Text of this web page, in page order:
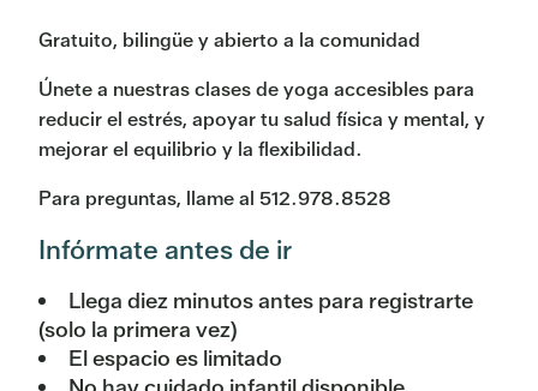
Gratuito, bilingüe y abierto a la comunidad
Únete a nuestras clases de yoga accesibles para
reducir el estrés, apoyar tu salud física y mental, y
mejorar el equilibrio y la flexibilidad.
Para preguntas, llame al 512.978.8528
Infórmate antes de ir
Llega diez minutos antes para registrarte
(solo la primera vez)
El espacio es limitado